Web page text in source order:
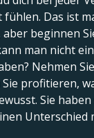
Das ist
beginnen
man nicht
Nehmen Sie
profitieren,
Sie haben
Unterschied